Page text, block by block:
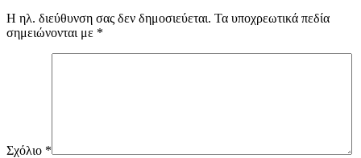
Η ηλ. διεύθυνση σας δεν δημοσιεύεται. Τα υποχρεωτικά πεδία
σημειώνονται με *
Σχόλιο *